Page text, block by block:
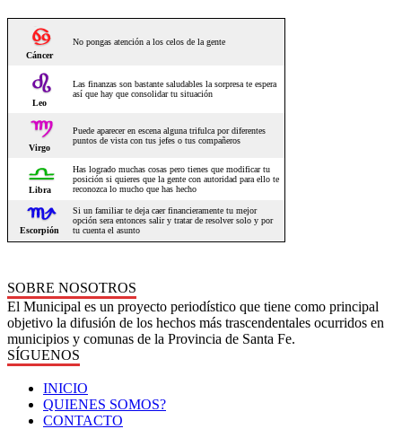
SOBRE NOSOTROS
El Municipal es un proyecto periodístico que tiene como principal
objetivo la difusión de los hechos más trascendentales ocurridos en
municipios y comunas de la Provincia de Santa Fe.
SÍGUENOS
INICIO
QUIENES SOMOS?
CONTACTO